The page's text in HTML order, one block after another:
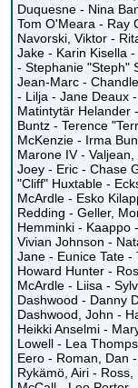
Duquesne - Nina
Tom O'Meara - Ray
Navorski, Viktor -
Jake - Karin Kisella
- Stephanie "Steph"
Jean-Marc -
- Lilja - Jane Deaux
Matintytär Helander
Buntz - Terence
McKenzie - Irma
Marone IV -
Joey - Eric - Chase
"Cliff" Huxtable -
McArdle - Esko
Redding - Geller,
Hemminki - Kaappo
Vivian Johnson -
Jane - Eunice Tate -
Howard Hunter -
McArdle - Liisa -
Dashwood - Danny
Dashwood, John -
Heikki Anselmi -
Lowell - Lea
Eero - Roman, Dan
Rykämö, Airi -